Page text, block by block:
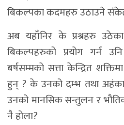
बिकल्पका कदमहरु उठाउने
अब यहाँनिर के प्रश्नहरु
बिकल्पहरुको प्रयोग गर्न
बर्षसम्मको सत्ता केन्द्रित
हुन् ? के उनको दम्भ तथा
उनको मानसिक सन्तुलन र
नै होला?